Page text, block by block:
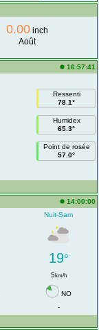
0.00 inch
Août
16:57:41
Ressenti
78.1°
Humidex
65.3°
Point de rosée
57.0°
14:00:00
Nuit-Sam
19°
5km/h
NO
-